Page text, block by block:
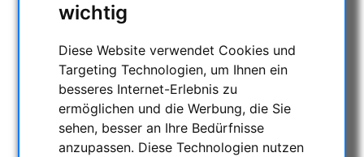
wichtig
Diese Website verwendet Cookies und
Targeting Technologien, um Ihnen ein
besseres Internet-Erlebnis zu
ermöglichen und die Werbung, die Sie
sehen, besser an Ihre Bedürfnisse
anzupassen. Diese Technologien nutzen
KATEGORIEN
ENTFERNUNGSMESSER
AKTUELLE ANGEBOTE
ASTROPROFESSIONAL TELESCOPES
SECONDHAND & LAGERBESTAND